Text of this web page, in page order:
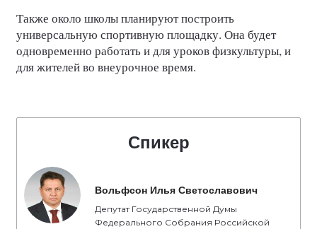
Также около школы планируют построить
универсальную спортивную площадку. Она будет
одновременно работать и для уроков физкультуры, и
для жителей во внеурочное время.
Спикер
Вольфсон Илья Светославович
Депутат Государственной Думы
Федерального Собрания Российской